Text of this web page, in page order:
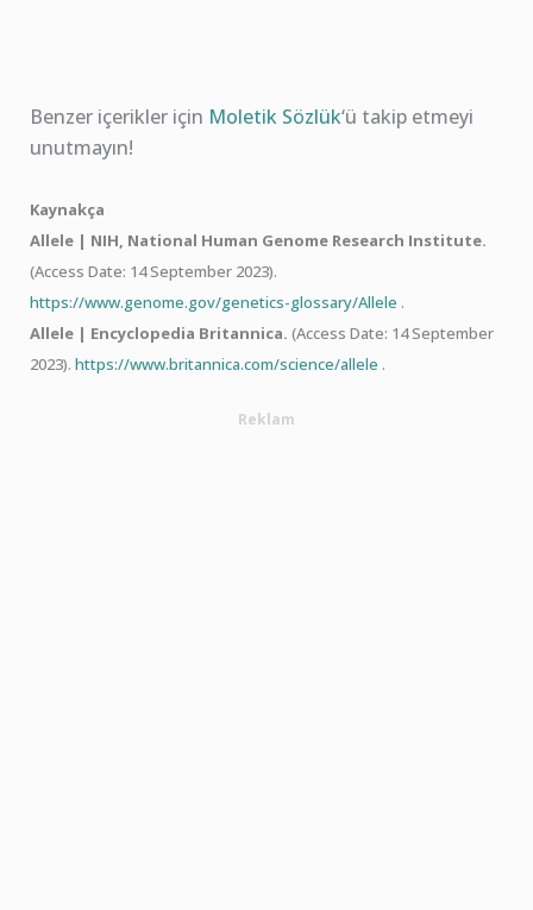
Benzer içerikler için Moletik Sözlük‘ü takip etmeyi
unutmayın!
Kaynakça
Allele | NIH, National Human Genome Research Institute.
(Access Date: 14 September 2023).
https://www.genome.gov/genetics-glossary/Allele .
Allele | Encyclopedia Britannica. (Access Date: 14 September
2023). https://www.britannica.com/science/allele .
Reklam